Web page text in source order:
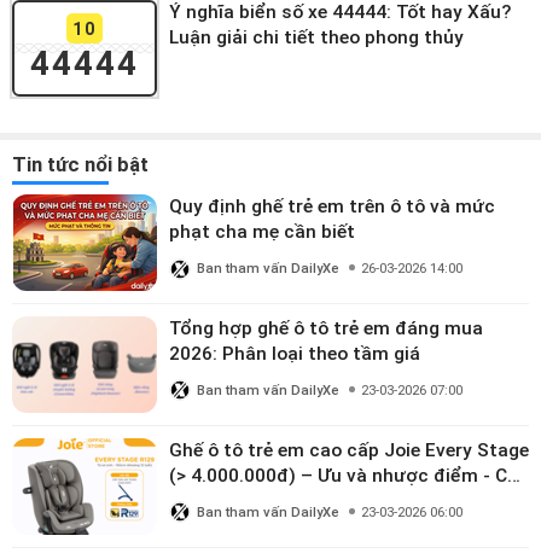
10
44444
Ý nghĩa biển số xe 44444: Tốt hay Xấu?
Luận giải chi tiết theo phong thủy
Tin tức nổi bật
Quy định ghế trẻ em trên ô tô và mức
phạt cha mẹ cần biết
Ban tham vấn DailyXe 26-03-2026 14:00
Tổng hợp ghế ô tô trẻ em đáng mua
2026: Phân loại theo tầm giá
Ban tham vấn DailyXe 23-03-2026 07:00
Ghế ô tô trẻ em cao cấp Joie Every Stage
(> 4.000.000đ) – Ưu và nhược điểm - Có
đáng đầu tư cho bé từ 0–12 tuổi?
Ban tham vấn DailyXe 23-03-2026 06:00